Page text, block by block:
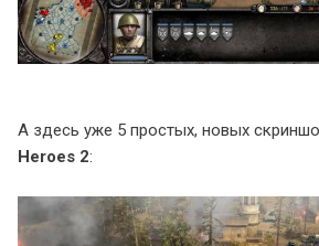
А здесь уже 5 простых, новых
Heroes 2: